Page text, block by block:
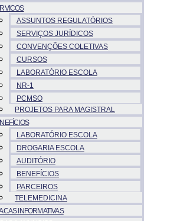
ASSUNTOS REGULATÓRIOS
SERVIÇOS JURÍDICOS
CONVENÇÕES COLETIVAS
CURSOS
LABORATÓRIO ESCOLA
NR-1
PCMSO
PROJETOS PARA MAGISTRAL
LABORATÓRIO ESCOLA
DROGARIA ESCOLA
AUDITÓRIO
BENEFÍCIOS
PARCEIROS
TELEMEDICINA
INFORMATIVAS